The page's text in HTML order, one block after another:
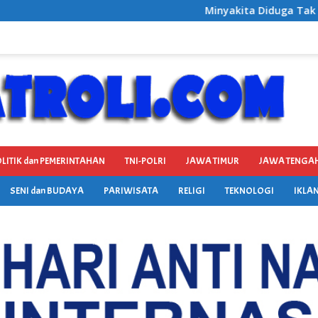
Minyakita Diduga Tak Penuhi Standar, Polres
dan PEMERINTAHAN TNI-POLRI JAWA TIMUR JAWA
SENI dan BUDAYA PARIWISATA RELIGI TEKNOLOGI